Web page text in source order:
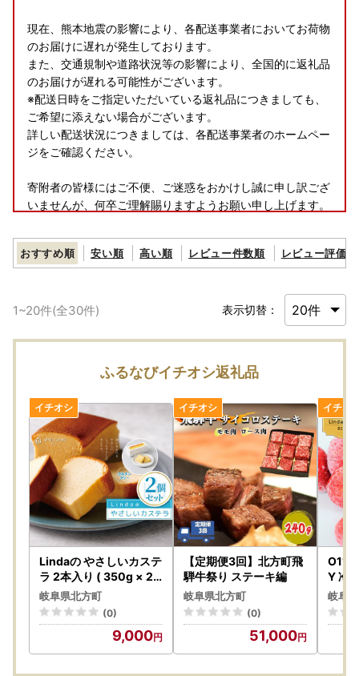
現在、熊本地震の影響により、各配送事業者においてお荷物
のお届けに遅れが発生しております。
また、交通規制や道路状況等の影響により、全国的に返礼品
のお届けが遅れる可能性がございます。
※配送日時をご指定いただいている返礼品につきましても、
ご希望に添えない場合がございます。
詳しい配送状況につきましては、各配送事業者のホームペー
ジをご確認ください。
寄附者の皆様にはご不便、ご迷惑をおかけし誠に申し訳ござ
いませんが、何卒ご理解賜りますようお願い申し上げます。
＝＝＝＝＝
2026年8月11日（火）～8月16日（日）まで
※休業期間中のお問い合わせに対するご返信は、8月17日
（月）より順次対応させていただきます。
※万が一お届けした返礼品に不備があった際は、お写真をお
撮りいただいておきますと幸いです。
★返礼品の受付につきましては、随時受付しております。
おすすめ順 安い順 高い順 レビュー件数順 レビュー評価順
1~20件(全30件) 表示切替：
ふるなびイチオシ返礼品
Lindaの やさしいカステ
ラ 2本入り ( 350g × 2
本 ) | グルテンフリー
岐阜県北方町
(0)
9,000
【定期便3回】北方町飛
騨牛祭り ステーキ編
岐阜県北方町
(0)
51,000
O11
Y 冷
イズ
岐阜